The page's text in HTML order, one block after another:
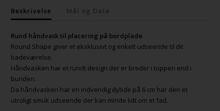
Beskrivelse Mål og Data
Rund håndvask til placering på bordplade
Round Shape giver et eksklusivt og enkelt udseende til dit
badeværelse.
Håndvasken har et rundt design der er breder i toppen end i
bunden.
Da håndvasken har en indvendig dybde på 6 cm har den et
utroligt smuk udseende der kan minde lidt om et fad.